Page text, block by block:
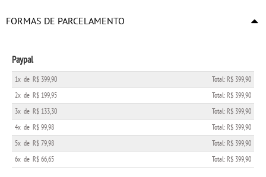
FORMAS DE PARCELAMENTO
Paypal
1x de R$ 399,90
Total: R$ 399,90
2x de R$ 199,95
Total: R$ 399,90
3x de R$ 133,30
Total: R$ 399,90
4x de R$ 99,98
Total: R$ 399,90
5x de R$ 79,98
Total: R$ 399,90
6x de R$ 66,65 Total: R$ 399,90